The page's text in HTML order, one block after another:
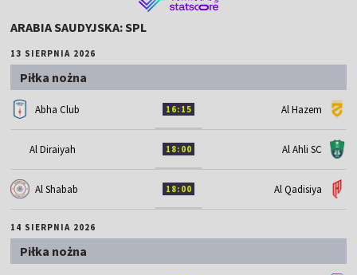
ARABIA SAUDYJSKA: SPL
13 SIERPNIA 2026
Piłka nożna
Abha Club 16:15 Al Hazem
Al Diraiyah 18:00 Al Ahli SC
Al Shabab 18:00 Al Qadisiya
14 SIERPNIA 2026
Piłka nożna